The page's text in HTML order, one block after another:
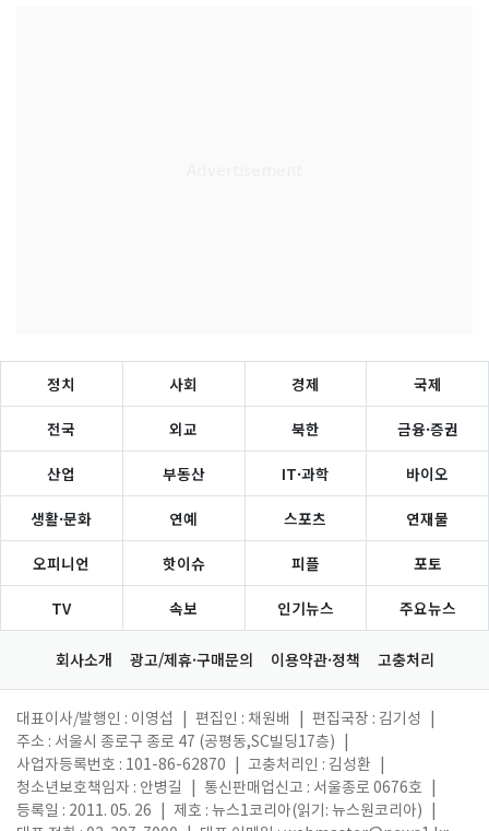
정치 사회 경제 국제
전국 외교 북한 금융·증권
산업 부동산 IT·과학 바이오
생활·문화 연예 스포츠 연재물
오피니언 핫이슈 피플 포토
TV 속보 인기뉴스 주요뉴스
회사소개 광고/제휴·구매문의 이용약관·정책 고충처리
대표이사/발행인 : 이영섭 편집인 : 채원배 편집국장 : 김기성
주소 : 서울시 종로구 종로 47 (공평동,SC빌딩17층)
사업자등록번호 : 101-86-62870
고충처리인 : 김성환
청소년보호책임자 : 안병길
통신판매업신고 : 서울종로 0676호
등록일 : 2011. 05. 26
제호 : 뉴스1코리아(읽기: 뉴스원코리아)